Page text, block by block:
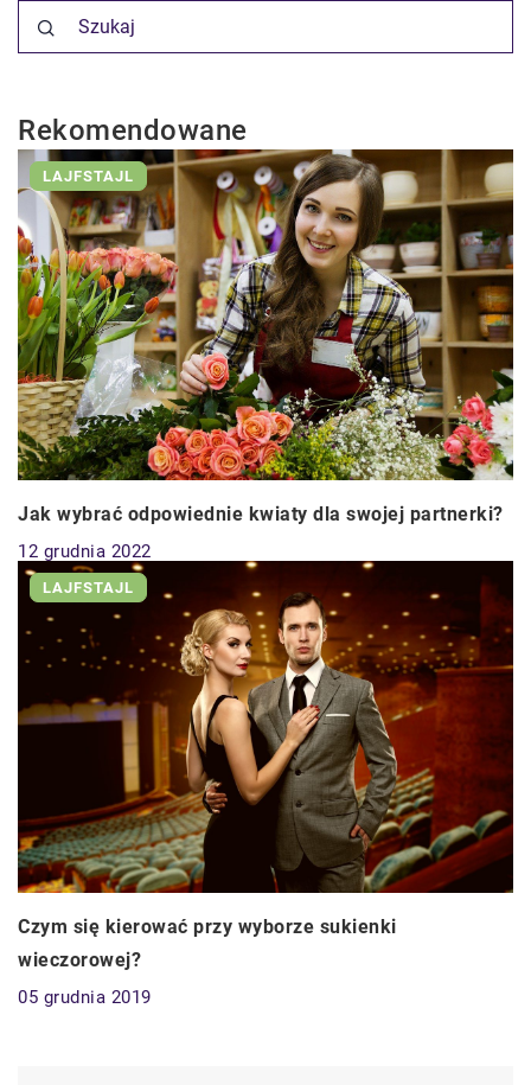
Rekomendowane
LAJFSTAJL
Jak wybrać odpowiednie kwiaty dla swojej partnerki?
12 grudnia 2022
LAJFSTAJL
Czym się kierować przy wyborze sukienki
wieczorowej?
05 grudnia 2019